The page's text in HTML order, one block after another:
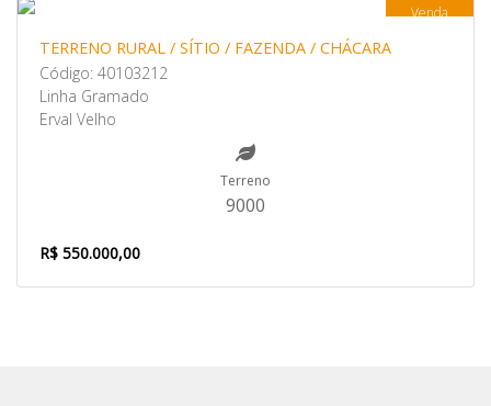
Venda
TERRENO RURAL / SÍTIO / FAZENDA / CHÁCARA
Código: 40103212
Linha Gramado
Erval Velho
Terreno
9000
R$ 550.000,00